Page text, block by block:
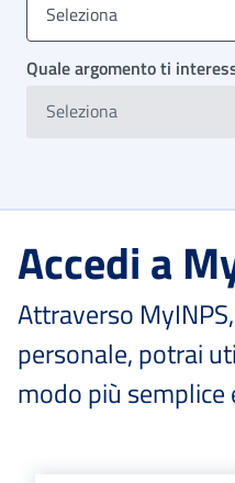
Seleziona
Quale argomento ti
Seleziona
Accedi a
Attraverso
personale, potrai
modo più semplice